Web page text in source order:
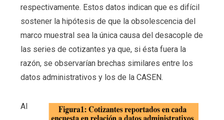
respectivamente. Estos datos indican que es difícil
sostener la hipótesis de que la obsolescencia del
marco muestral sea la única causa del desacople de
las series de cotizantes ya que, si ésta fuera la
razón, se observarían brechas similares entre los
datos administrativos y los de la CASEN.
Al